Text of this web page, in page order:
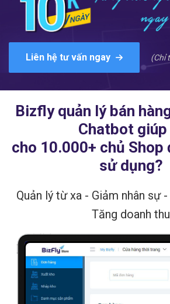
Liên hệ tư vấn ngay (Chỉ
Bizfly quản lý bán
Chatbot giúp
cho 10.000+ chủ
sử dụng?
Quản lý từ xa - Giảm nhân sự
Tăng doanh thu